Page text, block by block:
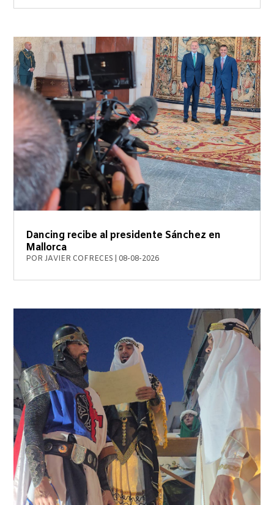
Dancing recibe al presidente Sánchez en
Mallorca
PORJAVIER COFRECES 08-08-2026